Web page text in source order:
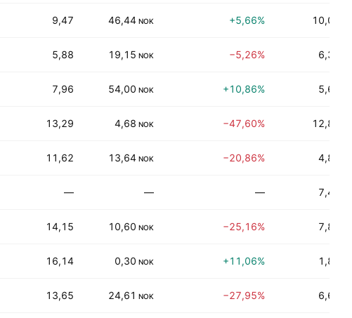
9,47 46,44 NOK +5,66% 10,05%
5,88 19,15 NOK −5,26% 6,36%
7,96 54,00 NOK +10,86% 5,62%
13,29 4,68 NOK −47,60% 12,86%
11,62 13,64 NOK −20,86% 4,85%
— — — 7,48%
14,15 10,60 NOK −25,16% 7,84%
16,14 0,30 NOK +11,06% 1,84%
13,65 24,61 NOK −27,95% 6,65%